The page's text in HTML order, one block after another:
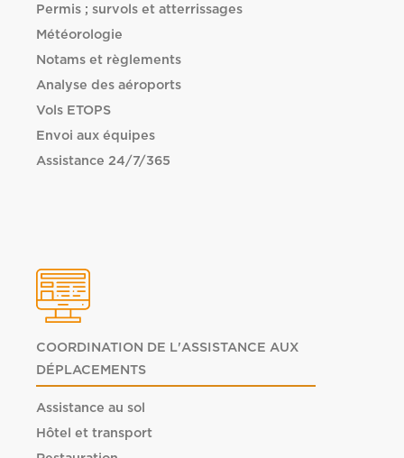
Permis ; survols et atterrissages
Météorologie
Notams et règlements
Analyse des aéroports
Vols ETOPS
Envoi aux équipes
Assistance 24/7/365
COORDINATION DE L'ASSISTANCE AUX
DÉPLACEMENTS
Assistance au sol
Hôtel et transport